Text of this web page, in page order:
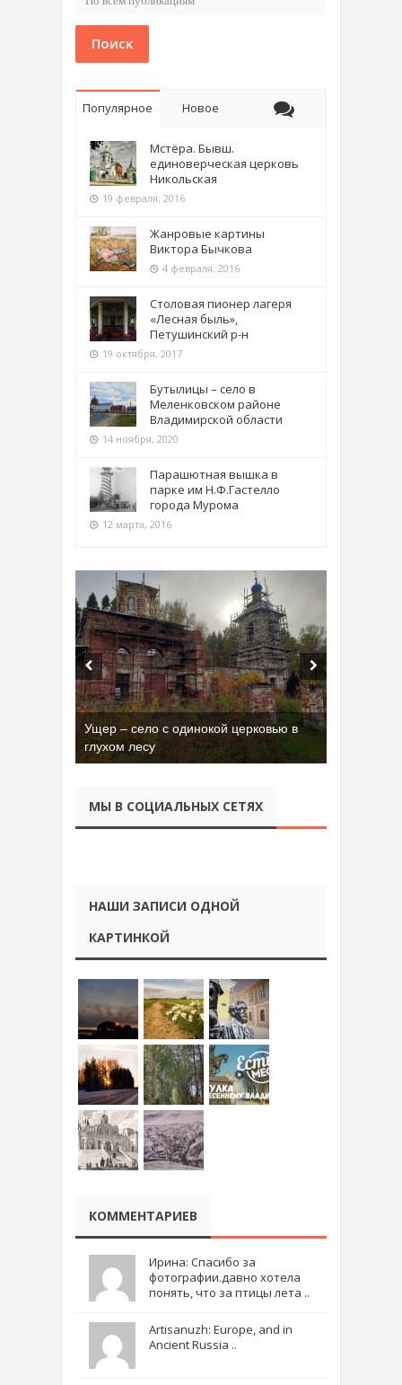
Поиск
Популярное Новое
Мстёра. Бывш.
единоверческая церковь
Никольская
19 февраля, 2016
Жанровые картины
Виктора Бычкова
4 февраля, 2016
Столовая пионер лагеря
«Лесная быль»,
Петушинский р-н
19 октября, 2017
Бутылицы – село в
Меленковском районе
Владимирской области
14 ноября, 2020
Парашютная вышка в
парке им Н.Ф.Гастелло
города Мурома
12 марта, 2016
Ущер – село с одинокой церковью в
глухом лесу
МЫ В СОЦИАЛЬНЫХ СЕТЯХ
НАШИ ЗАПИСИ ОДНОЙ
КАРТИНКОЙ
КОММЕНТАРИЕВ
Ирина: Спасибо за
фотографии.давно хотела
понять, что за птицы лета ..
Artisanuzh: Europe, and in
Ancient Russia ..